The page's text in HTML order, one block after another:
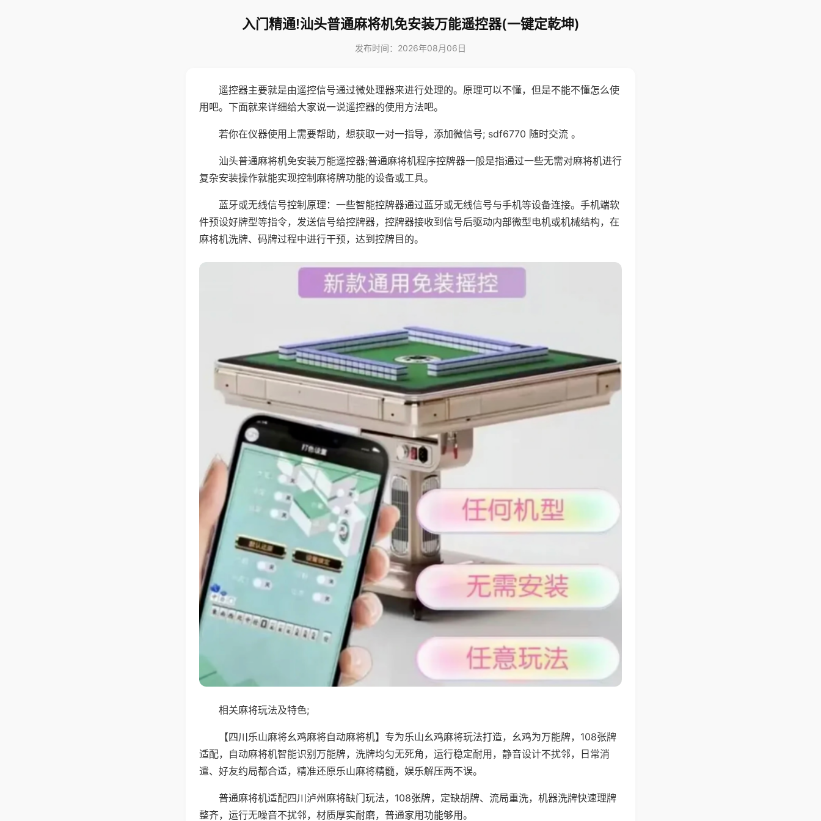
入门精通!汕头普通麻将机免安装万能遥控器(一键定乾坤)
发布时间：2026年08月06日
遥控器主要就是由遥控信号通过微处理器来进行处理的。原理可以不懂，但是不能不懂怎么使
用吧。下面就来详细给大家说一说遥控器的使用方法吧。
若你在仪器使用上需要帮助，想获取一对一指导，添加微信号; sdf6770 随时交流 。
汕头普通麻将机免安装万能遥控器;普通麻将机程序控牌器一般是指通过一些无需对麻将机进行
复杂安装操作就能实现控制麻将牌功能的设备或工具。
蓝牙或无线信号控制原理：一些智能控牌器通过蓝牙或无线信号与手机等设备连接。手机端软
件预设好牌型等指令，发送信号给控牌器，控牌器接收到信号后驱动内部微型电机或机械结构，在
麻将机洗牌、码牌过程中进行干预，达到控牌目的。
相关麻将玩法及特色;
【四川乐山麻将幺鸡麻将自动麻将机】专为乐山幺鸡麻将玩法打造，幺鸡为万能牌，108张牌
适配，自动麻将机智能识别万能牌，洗牌均匀无死角，运行稳定耐用，静音设计不扰邻，日常消
遣、好友约局都合适，精准还原乐山麻将精髓，娱乐解压两不误。
普通麻将机适配四川泸州麻将缺门玩法，108张牌，定缺胡牌、流局重洗，机器洗牌快速理牌
整齐，运行无噪音不扰邻，材质厚实耐磨，普通家用功能够用。